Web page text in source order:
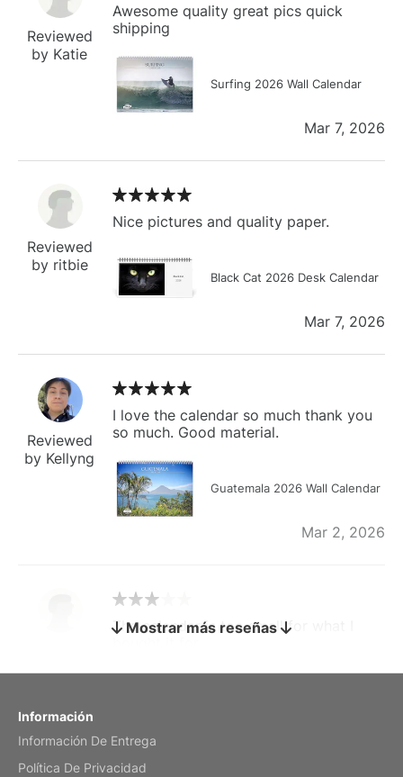
Reviewed
by Katie
Awesome quality great pics quick
shipping
Surfing 2026 Wall Calendar
Mar 7, 2026
Reviewed
by ritbie
Nice pictures and quality paper.
Black Cat 2026 Desk Calendar
Mar 7, 2026
Reviewed
by Kellyng
I love the calendar so much thank you
so much. Good material.
Guatemala 2026 Wall Calendar
Mar 2, 2026
by charles
The calendar is too small for what I
Mostrar más reseñas
Información
Información De Entrega
Política De Privacidad